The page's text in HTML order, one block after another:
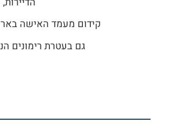
קידום מעמד האישה
גם בעטרת רימונים